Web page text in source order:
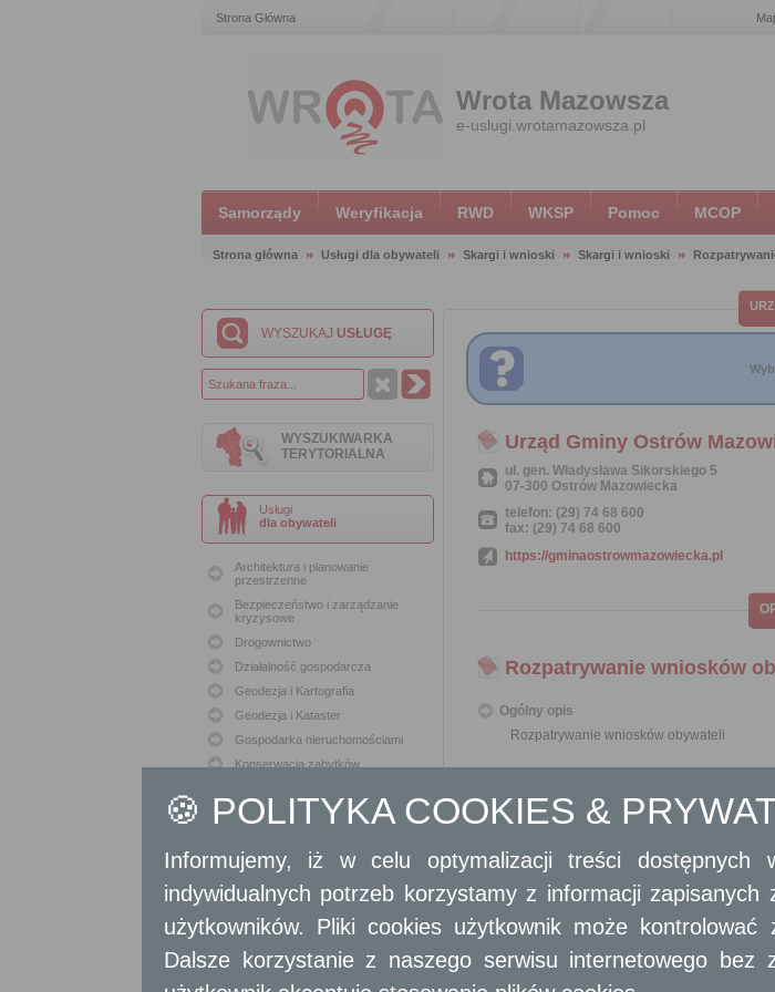
Strona Główna
Wrota Mazowsza
e-uslugi.wrotamazowsza.pl
Samorządy Weryfikacja RWD WKSP Pomoc MCOP
Strona główna Usługi dla obywateli Skargi i wnioski Skargi i wnioski
WYSZUKAJ USŁUGĘ
WYSZUKIWARKA
TERYTORIALNA
Usługi
dla obywateli
Architektura i planowanie
przestrzenne
Bezpieczeństwo i zarządzanie
kryzysowe
Drogownictwo
Działalność gospodarcza
Geodezja i Kartografia
Geodezja i Kataster
Gospodarka nieruchomościami
Konserwacja zabytków
Oświata
Polityka lokalowa
Polityka społeczna
Skargi i wnioski
Sport i Rekreacja
Sprawy komunalne
Sprawy komunikacyjne
Urząd Gminy Ostrów
ul. gen. Władysława Sikorskiego 5
07-300 Ostrów Mazowiecka
telefon: (29) 74 68 600
fax: (29) 74 68 600
https://gminaostrowmazowiecka.pl
Rozpatrywanie wniosków
Ogólny opis
Rozpatrywanie wniosków obywateli
Każdy obywatel ma prawo do składania
poprawy organizacji urzędu;
usprawnienia pracy i
ochrony własności;
lepszego zaspokajania potrzeb
Obywatel polski, może złożyć
wnioskodawcy, na piśmie
elektronicznej, opatrzonym
Wnioski mogą być składane do
🍪 POLITYKA COOKIES &
Informujemy, iż w celu optymalizacji treści
indywidualnych potrzeb korzystamy z informacji
użytkowników. Pliki cookies użytkownik może
Dalsze korzystanie z naszego serwisu internetowego bez